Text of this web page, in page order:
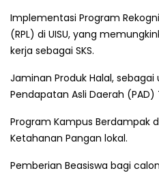
Implementasi Program
(RPL) di UISU, yang
kerja sebagai SKS.
Jaminan Produk Halal,
Pendapatan Asli Daerah (PAD)
Program Kampus Berdampak
Ketahanan Pangan lokal.
Pemberian Beasiswa bagi